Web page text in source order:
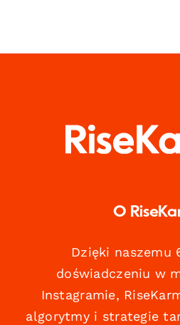
O
Dzięki naszemu
doświadczeniu w
Instagramie,
algorytmy i strategie